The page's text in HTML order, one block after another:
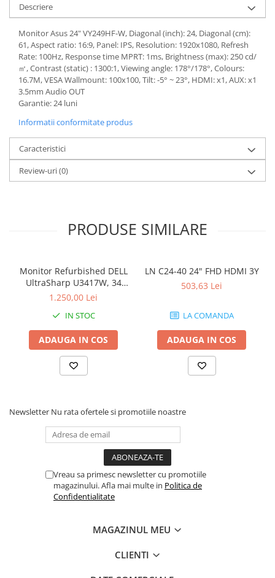
Calculatoare All-in-One NOI
All-in-One REFURBISHED
Calculatoare All-in-One RENEW
Componente All-in-One
Monitoare
Monitoare NOI
Monitoare Second-Hand
Servere
Hard Disk-uri SERVER
Cabinete metalice
Procesoare server
Sisteme server
Stabilizatoare de tensiune
Periferice
Periferice PC
Hard Disk-uri & SSD-uri externe
UPS-uri
Accesorii UPS-uri
Statii GRAFICE NOI
Statii GRAFICE Refurbished
Descriere
Monitor Asus 24" VY249HF-W, Diagonal (inch): 24, Diagonal (cm):
61, Aspect ratio: 16:9, Panel: IPS, Resolution: 1920x1080, Refresh
Rate: 100Hz, Response time MPRT: 1ms, Brightness (max): 250 cd/
㎡, Contrast (static) : 1300:1, Viewing angle: 178°/178°, Colours:
16.7M, VESA Wallmount: 100x100, Tilt: -5° ~ 23°, HDMI: x1, AUX: x1
3.5mm Audio OUT
Garantie: 24 luni
Informatii conformitate produs
Caracteristici
Review-uri(0)
PRODUSE SIMILARE
Monitor Refurbished DELL
UltraSharp U3417W, 34
inch, Curbat Ultrawide
1.250,00 Lei
IN STOC
ADAUGA IN COS
LN C24-40 24" FHD HDMI 3Y
503,63 Lei
LA COMANDA
ADAUGA IN COS
Newsletter Nu rata ofertele si promotiile noastre
Vreau sa primesc newsletter cu promotiile
magazinului. Afla mai multe in Politica de
Confidentialitate
MAGAZINUL MEU
CLIENTI